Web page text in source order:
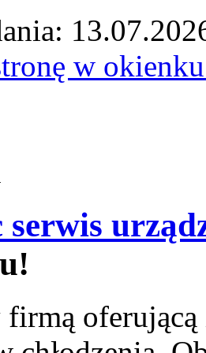
w
serwis
firmą